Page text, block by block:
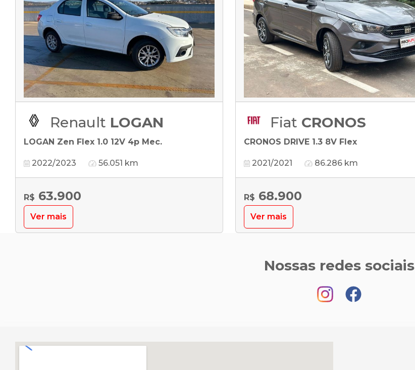
Renault LOGAN
LOGAN Zen Flex 1.0 12V 4p Mec.
2022/2023 56.051 km
R$ 63.900
Ver mais
Fiat CRONOS
CRONOS DRIVE 1.3 8V Flex
2021/2021 86.286 km
R$ 68.900
Ver mais
Nossas redes sociais